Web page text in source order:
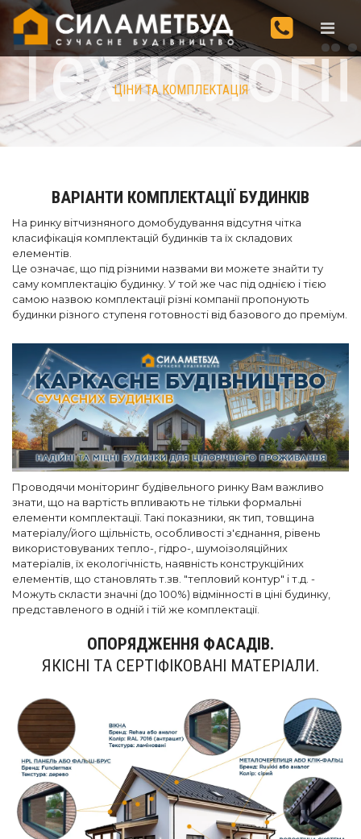
Технології
ЦІНИ ТА КОМПЛЕКТАЦІЯ
ВАРІАНТИ КОМПЛЕКТАЦІЇ БУДИНКІВ
На ринку вітчизняного домобудування відсутня чітка
класифікація комплектацій будинків та їх складових
елементів.
Це означає, що під різними назвами ви можете знайти ту
саму комплектацію будинку. У той же час під однією і тією
самою назвою комплектації різні компанії пропонують
будинки різного ступеня готовності від базового до преміум.
Проводячи моніторинг будівельного ринку Вам важливо
знати, що на вартість впливають не тільки формальні
елементи комплектації. Такі показники, як тип, товщина
матеріалу/його щільність, особливості з'єднання, рівень
використовуваних тепло-, гідро-, шумоізоляційних
матеріалів, їх екологічність, наявність конструкційних
елементів, що становлять т.зв. "тепловий контур" і т.д. -
Можуть скласти значні (до 100%) відмінності в ціні будинку,
представленого в одній і тій же комплектації.
ОПОРЯДЖЕННЯ ФАСАДІВ.
ЯКІСНІ ТА СЕРТІФІКОВАНІ МАТЕРІАЛИ.